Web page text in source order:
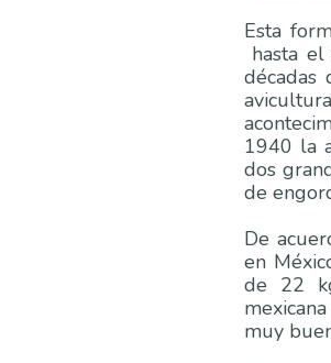
Esta
hasta
décadas
1940 la
dos
de
De
en
de 22
muy